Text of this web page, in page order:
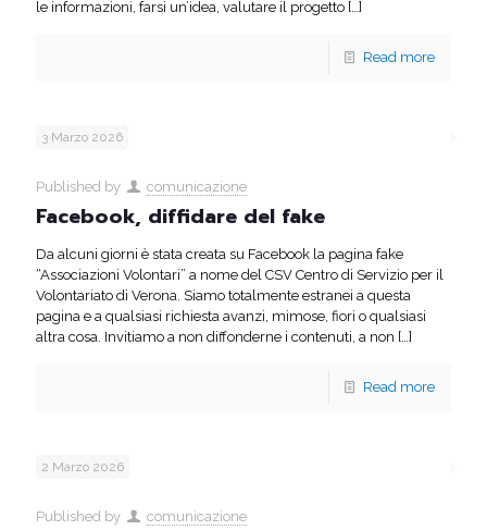
le informazioni, farsi un’idea, valutare il progetto […]
Read more
3 Marzo 2026
Published by comunicazione
Facebook, diffidare del fake
Da alcuni giorni è stata creata su Facebook la pagina fake
“Associazioni Volontari” a nome del CSV Centro di Servizio per il
Volontariato di Verona. Siamo totalmente estranei a questa
pagina e a qualsiasi richiesta avanzi, mimose, fiori o qualsiasi
altra cosa. Invitiamo a non diffonderne i contenuti, a non […]
Read more
2 Marzo 2026
Published by comunicazione